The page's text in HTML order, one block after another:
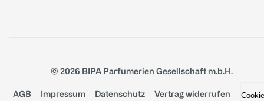
© 2026 BIPA Parfumerien Gesellschaft m.b.H.
AGB Impressum Datenschutz Vertrag widerrufen